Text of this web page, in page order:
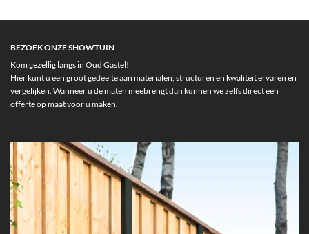
BEZOEK ONZE SHOWTUIN
Kom gezellig langs in Oud Gastel!
Hier kunt u een groot gedeelte aan materialen, structuren en kwaliteit ervaren en
vergelijken. Wanneer u de maten meebrengt dan kunnen we zelfs direct een
offerte op maat voor u maken.